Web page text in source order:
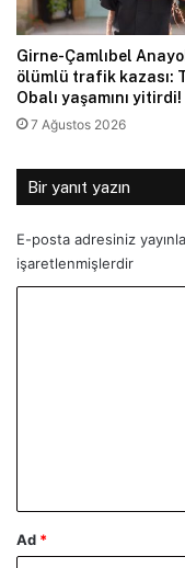
Girne-Çamlıbel
ölümlü trafik kazası:
Obalı yaşamını yitirdi!
7 Ağustos 2026
Bir yanıt yazın
E-posta adresiniz
işaretlenmişlerdir
Ad *